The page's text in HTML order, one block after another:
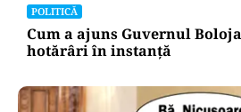
POLITICĂ
Cum a ajuns Guvernul
hotărâri în instanță